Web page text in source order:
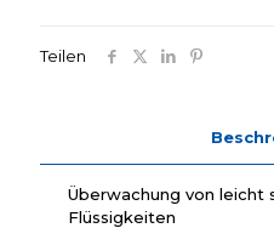
Teilen
Überwachung von leicht
Flüssigkeiten